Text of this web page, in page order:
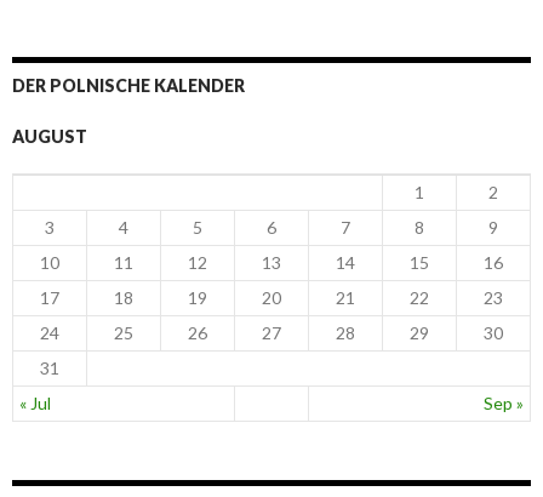
DER POLNISCHE KALENDER
AUGUST
« Jul Sep »
1
2
3
4 5 6 7 8
9
10
11 12 13 14 15
16
17
18 19 20 21 22
23
24
25 26 27 28 29
30
31